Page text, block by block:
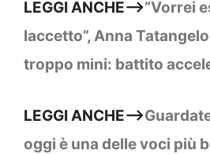
LEGGI ANCHE–>“Vorrei
laccetto”, Anna
troppo mini: battito
LEGGI ANCHE–>
oggi è una delle voci più